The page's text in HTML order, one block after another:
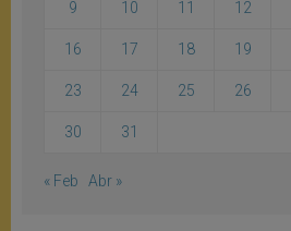
9 10 11 12
16 17 18 19
23 24 25 26
30 31
« Feb Abr »